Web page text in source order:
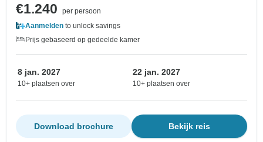
€1.240
per persoon
Aanmelden to unlock savings
Prijs gebaseerd op gedeelde kamer
8 jan. 2027
10+ plaatsen over
22 jan. 2027
10+ plaatsen over
Bekijk reis
Download brochure